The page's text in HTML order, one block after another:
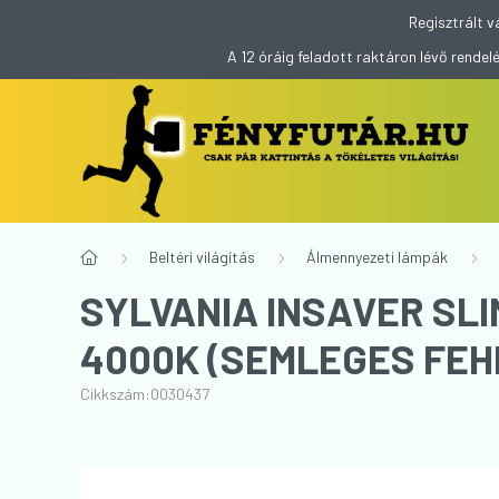
Regisztrált
A 12 óráig feladott raktáron lévő
Beltéri világítás Álmennyezeti lámpák
SYLVANIA INSAVER
4000K (SEMLEGES
Cikkszám:0030437